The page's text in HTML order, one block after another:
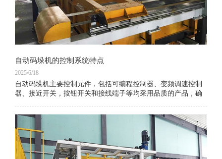
自动码垛机的控制系统特点
2025/6/18
自动码垛机主要控制元件，包括可编程控制器、变频调速控制
器、接近开关，按钮开关和接线端子等均采用品质的产品，确